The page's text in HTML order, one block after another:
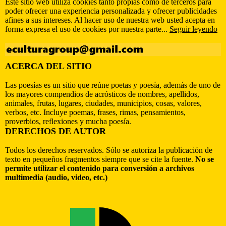
poder ofrecer una experiencia personalizada y ofrecer publicidades
afines a sus intereses. Al hacer uso de nuestra web usted acepta en
forma expresa el uso de cookies por nuestra parte... Seguir leyendo
ACERCA DEL SITIO
Las poesías es un sitio que reúne poetas y poesía, además de uno de
los mayores compendios de acrósticos de nombres, apellidos,
animales, frutas, lugares, ciudades, municipios, cosas, valores,
verbos, etc. Incluye poemas, frases, rimas, pensamientos,
proverbios, reflexiones y mucha poesía.
DERECHOS DE AUTOR
Todos los derechos reservados. Sólo se autoriza la publicación de
texto en pequeños fragmentos siempre que se cite la fuente. No se
permite utilizar el contenido para conversión a archivos
multimedia (audio, video, etc.)